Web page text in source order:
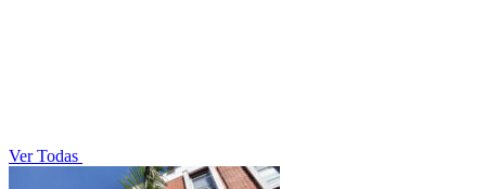
Ver Todas